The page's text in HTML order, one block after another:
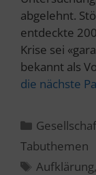
abgelehnt.
entdeckte
Krise sei
bekannt als
die nächste
Kategorien
Tabuthemen
Aufklärung,